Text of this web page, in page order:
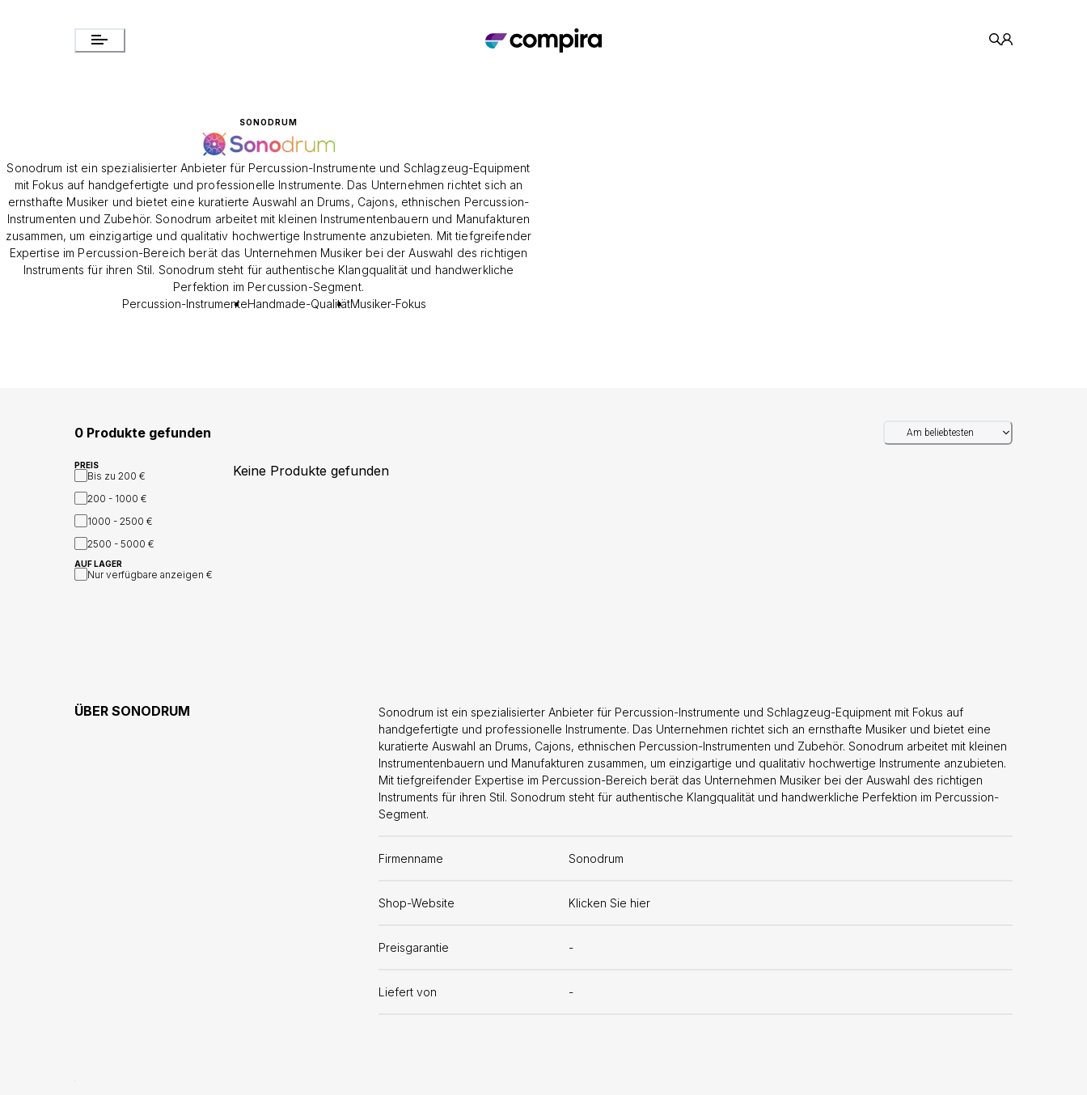
SONODRUM
Sonodrum ist ein spezialisierter Anbieter für Percussion-Instrumente und Schlagzeug-Equipment
mit Fokus auf handgefertigte und professionelle Instrumente. Das Unternehmen richtet sich an
ernsthafte Musiker und bietet eine kuratierte Auswahl an Drums, Cajons, ethnischen Percussion-
Instrumenten und Zubehör. Sonodrum arbeitet mit kleinen Instrumentenbauern und Manufakturen
zusammen, um einzigartige und qualitativ hochwertige Instrumente anzubieten. Mit tiefgreifender
Expertise im Percussion-Bereich berät das Unternehmen Musiker bei der Auswahl des richtigen
Instruments für ihren Stil. Sonodrum steht für authentische Klangqualität und handwerkliche
Perfektion im Percussion-Segment.
Percussion-InstrumenteHandmade-QualitätMusiker-Fokus
0 Produkte gefunden Am beliebtesten
PREIS
Bis zu 200 €
200 - 1000 €
1000 - 2500 €
2500 - 5000 €
AUF LAGER
Nur verfügbare anzeigen €
Keine Produkte gefunden
ÜBER SONODRUM
Sonodrum ist ein spezialisierter Anbieter für Percussion-Instrumente und Schlagzeug-Equipment mit Fokus auf
handgefertigte und professionelle Instrumente. Das Unternehmen richtet sich an ernsthafte Musiker und bietet eine
kuratierte Auswahl an Drums, Cajons, ethnischen Percussion-Instrumenten und Zubehör. Sonodrum arbeitet mit kleinen
Instrumentenbauern und Manufakturen zusammen, um einzigartige und qualitativ hochwertige Instrumente anzubieten.
Mit tiefgreifender Expertise im Percussion-Bereich berät das Unternehmen Musiker bei der Auswahl des richtigen
Instruments für ihren Stil. Sonodrum steht für authentische Klangqualität und handwerkliche Perfektion im Percussion-
Segment.
Firmenname Sonodrum
Shop-Website Klicken Sie hier
Preisgarantie -
Liefert von -